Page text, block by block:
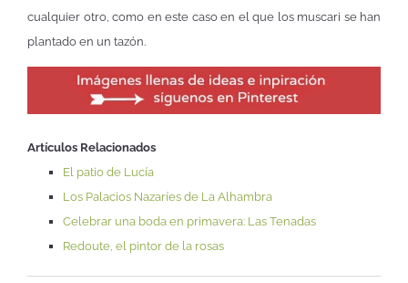
cualquier otro, como en este caso en el que los muscari se han
plantado en un tazón.
Artículos Relacionados
El patio de Lucía
Los Palacios Nazaríes de La Alhambra
Celebrar una boda en primavera: Las Tenadas
Redoute, el pintor de la rosas